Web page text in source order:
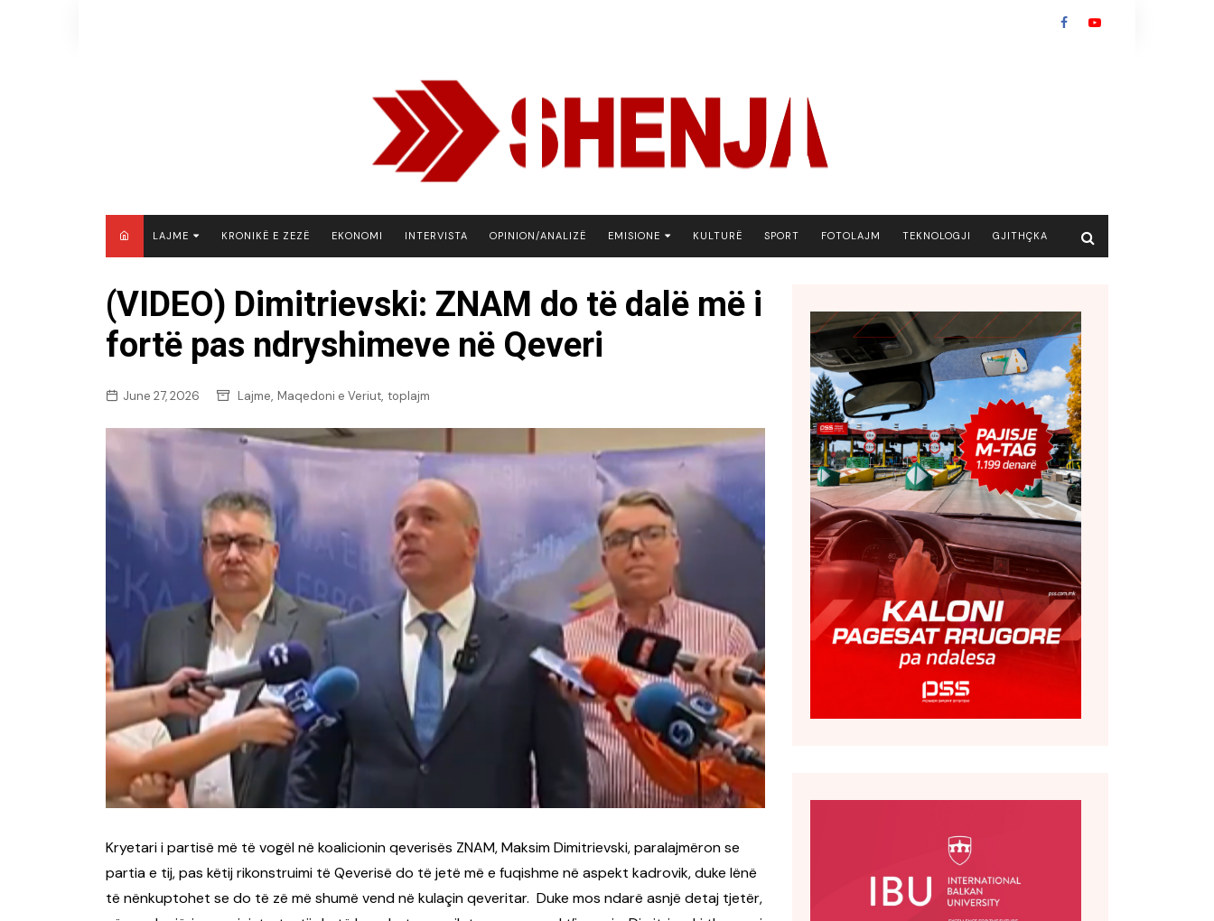
LAJME
KOSOVË
SHQIPËRI
RAJON
BOTË
KRONIKË E ZEZË EKONOMI INTERVISTA OPINION/ANALIZË EMISIONE
BOTA NE FOKUS
GJURMË
INTERVISTA EMISION
KONAKU
KU E KISHIM FJALEN
LIGJERATE FETARE
PARADITE ME NE
PIKËPAMJE
RECETA E DITES
RELAKS
RETRO JAVORE
KULTURË SPORT FOTOLAJM TEKNOLOGJI GJITHÇKA
(VIDEO) Dimitrievski: ZNAM do të dalë më i
fortë pas ndryshimeve në Qeveri
June 27, 2026 Lajme, Maqedoni e Veriut, toplajm
Kryetari i partisë më të vogël në koalicionin qeverisës ZNAM, Maksim Dimitrievski, paralajmëron se
partia e tij, pas këtij rikonstruimi të Qeverisë do të jetë më e fuqishme në aspekt kadrovik, duke lënë
të nënkuptohet se do të zë më shumë vend në kulaçin qeveritar. Duke mos ndarë asnjë detaj tjetër,